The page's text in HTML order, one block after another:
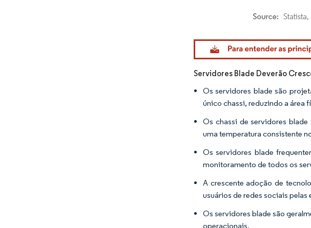
Imagem © Mordor Intelligence. O reuso
Servidores Blade Deverão
Os servidores blade são
único chassi, reduzindo a área
Os chassi de servidores
uma temperatura consistente
Os servidores blade
monitoramento de todos os
A crescente adoção de
usuários de redes sociais
Os servidores blade são
operacionais.